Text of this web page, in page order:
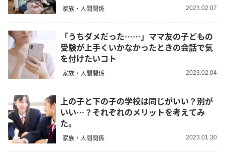
家族・人間関係 2023.02.07
「うちダメだった……」ママ友の子どもの
受験が上手くいかなかったときの会話で気
を付けたいコト
家族・人間関係 2023.02.04
上の子と下の子の学校は同じがいい？別が
いい…？それぞれのメリットを考えてみ
た。
家族・人間関係 2023.01.30